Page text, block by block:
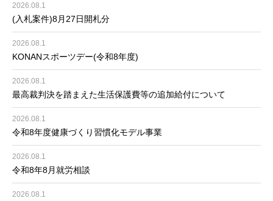
2026.08.1
(入札案件)8月27日開札分
2026.08.1
KONANスポーツデー(令和8年度)
2026.08.1
最高裁判決を踏まえた生活保護費等の追加給付について
2026.08.1
令和8年度健康づくり習慣化モデル事業
2026.08.1
令和8年8月就労相談
2026.08.1